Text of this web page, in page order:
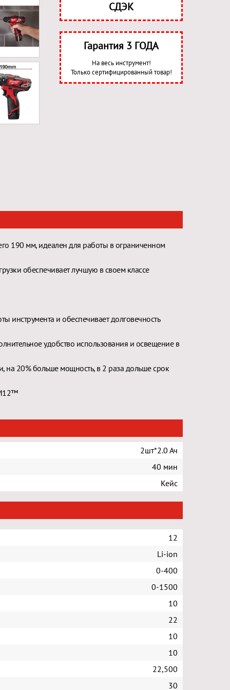
СДЭК
Гарантия 3 ГОДА
На весь инструмент!
Только сертифицированный товар!
190 мм, идеален для работы в ограниченном
обеспечивает лучшую в своем классе
инструмента и обеспечивает долговечность
удобство использования и освещение в
на 20% больше мощность, в 2 раза дольше срок
2шт*2.0 Ач
40 мин
Кейс
12
Li-ion
0-400
0-1500
10
22
10
10
22,500
30